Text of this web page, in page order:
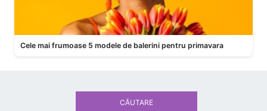
Cele mai frumoase 5 modele de balerini pentru primavara
CĂUTARE